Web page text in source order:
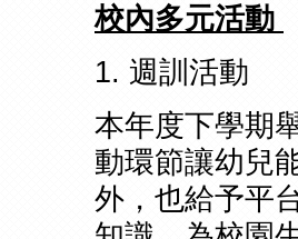
校內多元活動
1. 週訓活動
本年度下學期
動環節讓幼兒
外，也給予平